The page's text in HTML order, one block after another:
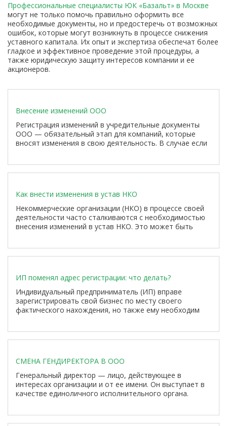
Профессиональные специалисты ЮК «Базальт» в Москве
могут не только помочь правильно оформить все
необходимые документы, но и предостеречь от возможных
ошибок, которые могут возникнуть в процессе снижения
уставного капитала. Их опыт и экспертиза обеспечат более
гладкое и эффективное проведение этой процедуры, а
также юридическую защиту интересов компании и ее
акционеров.
Внесение изменений ООО
Регистрация изменений в учредительные документы
ООО — обязательный этап для компаний, которые
вносят изменения в свою деятельность. В случае если
аспекты своей деятельности, необходимо внести
Как внести изменения в устав НКО
Некоммерческие организации (НКО) в процессе своей
деятельности часто сталкиваются с необходимостью
внесения изменений в устав НКО. Это может быть
учредителей или изменение предмета деятельности.
с действительностью и избежать споров со стороны
контролирующих органов.
ИП поменял адрес регистрации: что делать?
Индивидуальный предприниматель (ИП) вправе
зарегистрировать свой бизнес по месту своего
фактического нахождения, но также ему необходим
предпринимательской деятельности.
СМЕНА ГЕНДИРЕКТОРА В ООО
Генеральный директор — лицо, действующее в
интересах организации и от ее имени. Он выступает в
качестве единоличного исполнительного органа.
полномочия.